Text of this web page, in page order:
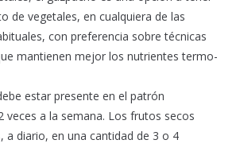
de vegetales, en cualquiera de las
con preferencia sobre técnicas
mantienen mejor los nutrientes termo-
estar presente en el patrón
veces a la semana. Los frutos secos
a diario, en una cantidad de 3 o 4